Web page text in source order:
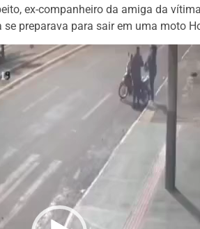
ex-companheiro da amiga da
se preparava para sair em uma moto